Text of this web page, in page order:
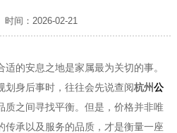
时间：2026-02-21
的安息之地是家属最为关切的事。
划身后事时，往往会先说查阅杭州公
质之间寻找平衡。但是，价格并非唯
传承以及服务的品质，才是衡量一座